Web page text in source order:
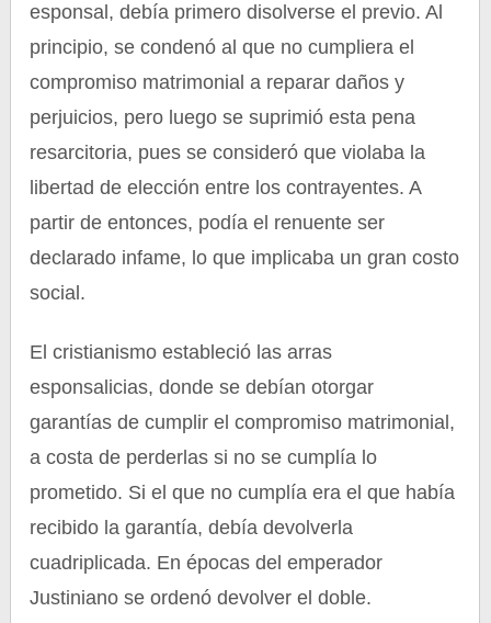
esponsal, debía primero disolverse el previo. Al
principio, se condenó al que no cumpliera el
compromiso matrimonial a reparar daños y
perjuicios, pero luego se suprimió esta pena
resarcitoria, pues se consideró que violaba la
libertad de elección entre los contrayentes. A
partir de entonces, podía el renuente ser
declarado infame, lo que implicaba un gran costo
social.
El cristianismo estableció las arras
esponsalicias, donde se debían otorgar
garantías de cumplir el compromiso matrimonial,
a costa de perderlas si no se cumplía lo
prometido. Si el que no cumplía era el que había
recibido la garantía, debía devolverla
cuadriplicada. En épocas del emperador
Justiniano se ordenó devolver el doble.